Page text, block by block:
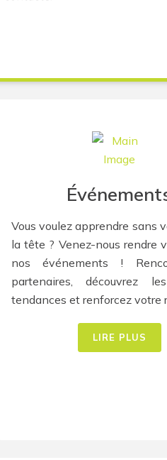
Vous voulez apprendre sans
la tête ? Venez-nous rendre
nos événements !
partenaires, découvrez
tendances et renforcez votre
LIRE PLUS